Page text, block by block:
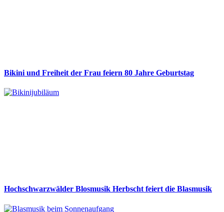
Bikini und Freiheit der Frau feiern 80 Jahre Geburtstag
Hochschwarzwälder Blosmusik Herbscht feiert die Blasmusik